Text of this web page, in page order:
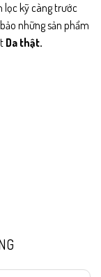
lọc kỹ càng trước
những sản phẩm
Da thật.